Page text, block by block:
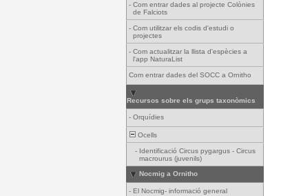
- Com entrar dades al projecte Colònies
de Falciots
- Com utilitzar els codis d'estudi o
projectes
- Com actualitzar la llista d'espècies a
l'app NaturaList
Com entrar dades del SOCC a Ornitho
Recursos sobre els grups taxonòmics
- Orquídies
Ocells
- Identificació Circus pygargus - Circus
macrourus (juvenils)
Nocmig a Ornitho
- El Nocmig- informació general